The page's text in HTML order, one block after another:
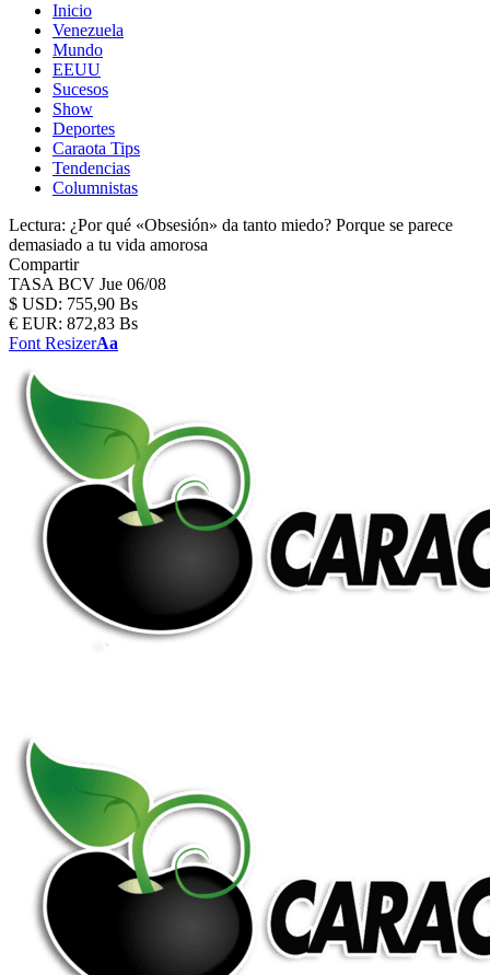
Inicio
Venezuela
Mundo
EEUU
Sucesos
Show
Deportes
Caraota Tips
Tendencias
Columnistas
Lectura: ¿Por qué «Obsesión» da tanto miedo? Porque se parece
demasiado a tu vida amorosa
Compartir
TASA BCV Jue 06/08
$ USD: 755,90 Bs
€ EUR: 872,83 Bs
Font ResizerAa